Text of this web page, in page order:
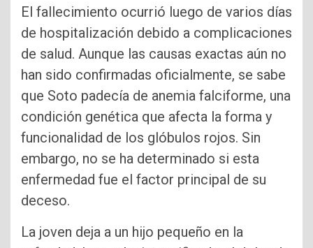
El fallecimiento ocurrió luego de varios días
de hospitalización debido a complicaciones
de salud. Aunque las causas exactas aún no
han sido confirmadas oficialmente, se sabe
que Soto padecía de anemia falciforme, una
condición genética que afecta la forma y
funcionalidad de los glóbulos rojos. Sin
embargo, no se ha determinado si esta
enfermedad fue el factor principal de su
deceso.
La joven deja a un hijo pequeño en la